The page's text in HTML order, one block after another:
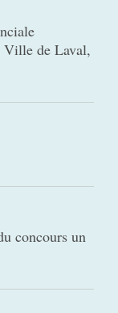
Ville de Laval,
concours un